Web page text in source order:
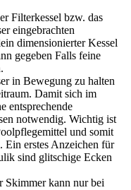
Filterkessel bzw. das
eingebrachten
dimensionierter Kessel
gegeben Falls feine
in Bewegung zu halten
Damit sich im
entsprechende
notwendig. Wichtig ist
und somit
erstes Anzeichen für
sind glitschige Ecken
Skimmer kann nur bei